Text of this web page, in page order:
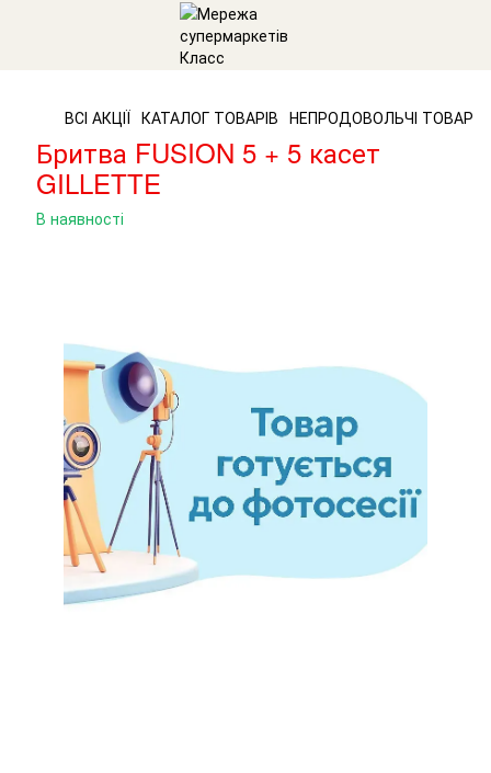
ВСІ АКЦІЇ КАТАЛОГ ТОВАРІВ НЕПРОДОВОЛЬЧІ ТОВАРИ
Бритва FUSION 5 + 5 касет
GILLETTE
В наявності